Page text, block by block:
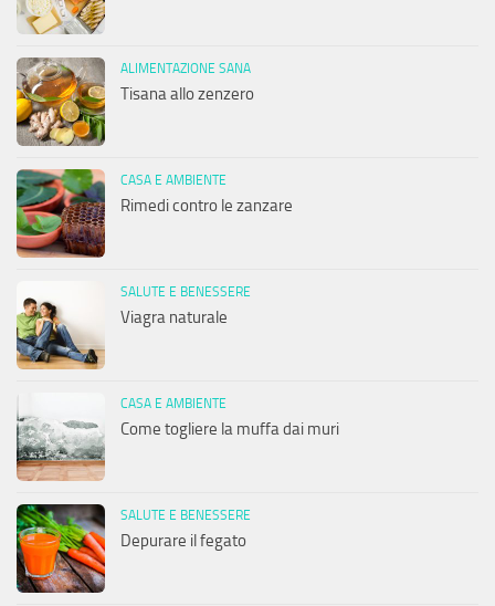
ALIMENTAZIONE SANA
Tisana allo zenzero
CASA E AMBIENTE
Rimedi contro le zanzare
SALUTE E BENESSERE
Viagra naturale
CASA E AMBIENTE
Come togliere la muffa dai muri
SALUTE E BENESSERE
Depurare il fegato